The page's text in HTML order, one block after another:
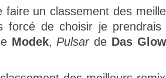
faire un classement des
forcé de choisir je
Modek, Pulsarde Das